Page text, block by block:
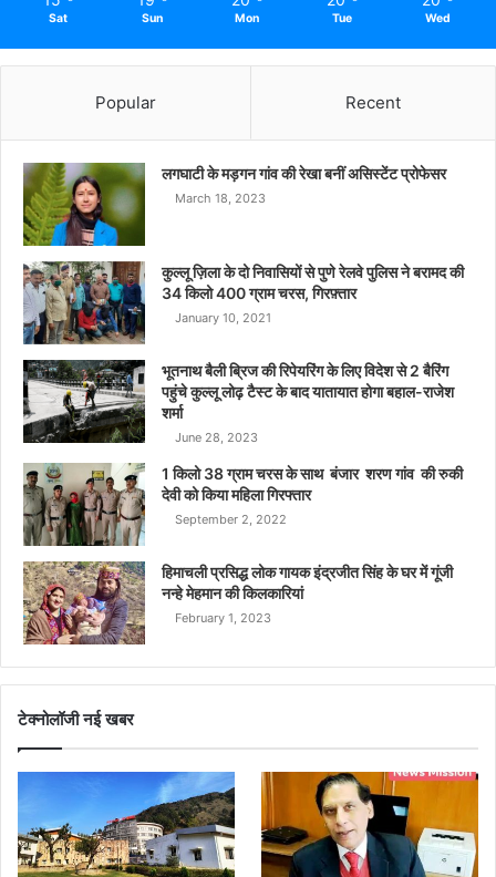
Sat Sun Mon Tue Wed
Popular Recent
लगघाटी के मड़गन गांव की रेखा बनीं असिस्टेंट प्रोफेसर
March 18, 2023
कुल्लू ज़िला के दो निवासियों से पुणे रेलवे पुलिस ने बरामद की
34 किलो 400 ग्राम चरस, गिरफ़्तार
January 10, 2021
भूतनाथ बैली ब्रिज की रिपेयरिंग के लिए विदेश से 2 बैरिंग
पहुंचे कुल्लू लोढ़ टैस्ट के बाद यातायात होगा बहाल-राजेश
शर्मा
June 28, 2023
1 किलो 38 ग्राम चरस के साथ बंजार शरण गांव की रुकी
देवी को किया महिला गिरफ्तार
September 2, 2022
हिमाचली प्रसिद्ध लोक गायक इंद्रजीत सिंह के घर में गूंजी
नन्हे मेहमान की किलकारियां
February 1, 2023
टेक्नोलॉजी नई खबर